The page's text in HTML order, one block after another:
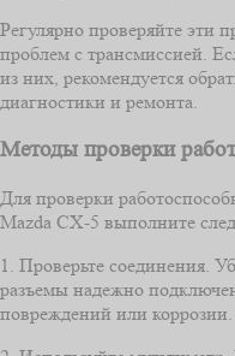
Регулярно проверяйте эти
проблем с трансмиссией.
из них, рекомендуется
диагностики и ремонта.
Методы проверки
Для проверки
Mazda CX-5 выполните
1. Проверьте соединения.
разъемы надежно
повреждений или коррозии.